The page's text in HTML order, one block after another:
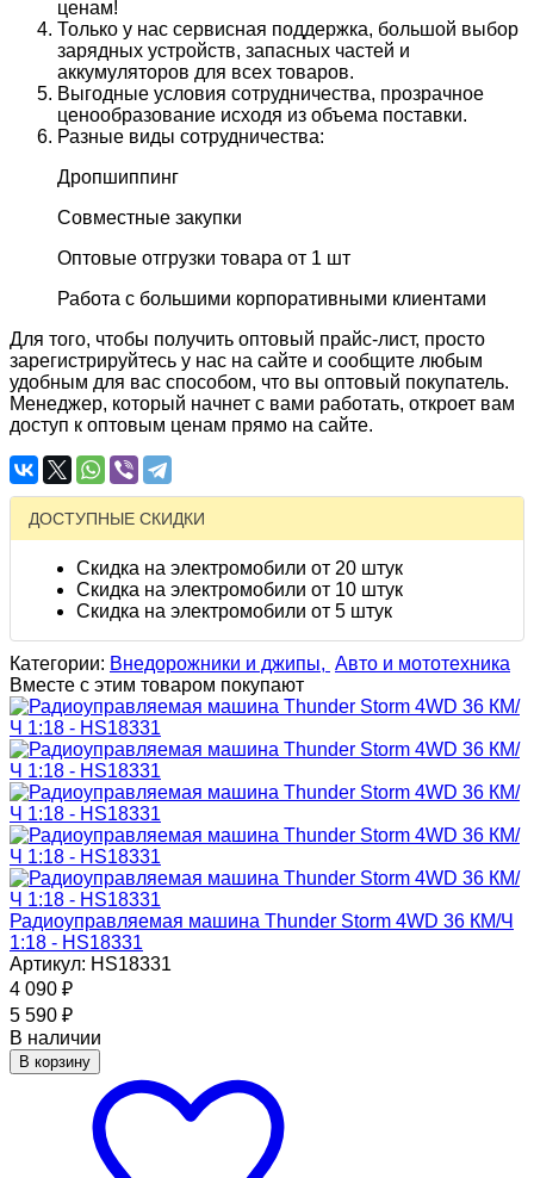
ценам!
Только у нас сервисная поддержка, большой выбор
зарядных устройств, запасных частей и
аккумуляторов для всех товаров.
Выгодные условия сотрудничества, прозрачное
ценообразование исходя из объема поставки.
Разные виды сотрудничества:
Дропшиппинг
Совместные закупки
Оптовые отгрузки товара от 1 шт
Работа с большими корпоративными клиентами
Для того, чтобы получить оптовый прайс-лист, просто
зарегистрируйтесь у нас на сайте и сообщите любым
удобным для вас способом, что вы оптовый покупатель.
Менеджер, который начнет с вами работать, откроет вам
доступ к оптовым ценам прямо на сайте.
ДОСТУПНЫЕ СКИДКИ
Скидка на электромобили от 20 штук
Скидка на электромобили от 10 штук
Скидка на электромобили от 5 штук
Категории: Внедорожники и джипы, Авто и мототехника
Вместе с этим товаром покупают
Радиоуправляемая машина Thunder Storm 4WD 36 КМ/Ч
1:18 - HS18331
Артикул: HS18331
4 090 ₽
5 590 ₽
В наличии
В корзину